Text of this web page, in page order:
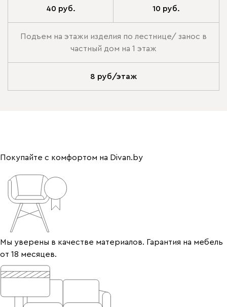
40 руб. 10 руб.
Подъем на этажи изделия по лестнице/ занос в
частный дом на 1 этаж
8 руб/этаж
Покупайте с комфортом на Divan.by
Мы уверены в качестве материалов. Гарантия на мебель
от 18 месяцев.